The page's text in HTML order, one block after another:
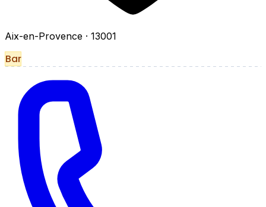
Aix-en-Provence · 13001
Bar